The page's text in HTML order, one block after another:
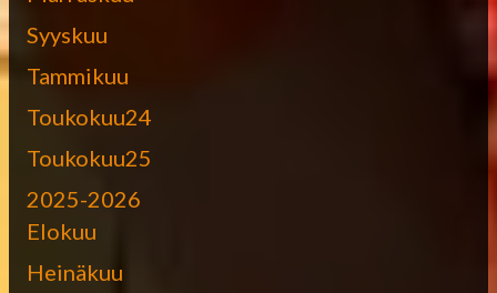
Syyskuu
Tammikuu
Toukokuu24
Toukokuu25
2025-2026
Elokuu
Heinäkuu